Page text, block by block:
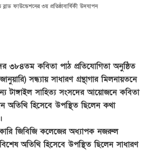
ব্লাড ফাউন্ডেশনের ৩য় প্রতিষ্ঠাবার্ষিকী উদযাপন
৩৮৪তম কবিতা পাঠ প্রতিযোগিতা অনুষ্ঠিত
সন্ধ্যায় সাধারণ গ্রন্থাগার মিলনায়তনে
টাঙ্গাইল সাহিত্য সংসদের আয়োজনে কবিতা
অতিথি হিসেবে উপস্থিত ছিলেন কথা
জিবিজি কলেজের অধ্যাপক নজরুল
অতিথি হিসেবে উপস্থিত ছিলেন সাধারণ